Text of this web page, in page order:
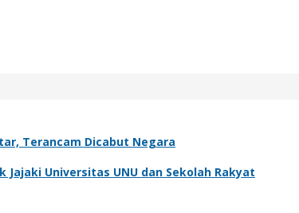
Terancam Dicabut Negara
Universitas UNU dan Sekolah Rakyat